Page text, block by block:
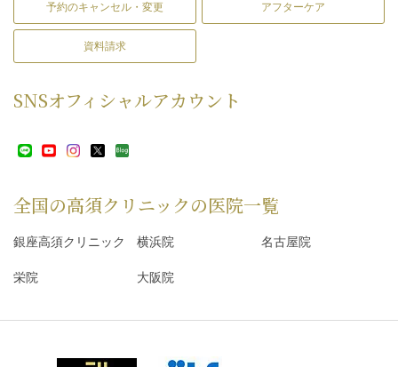
予約のキャンセル・変更 アフターケア
資料請求
SNSオフィシャルアカウント
全国の高須クリニックの医院一覧
銀座高須クリニック 横浜院 名古屋院
栄院 大阪院